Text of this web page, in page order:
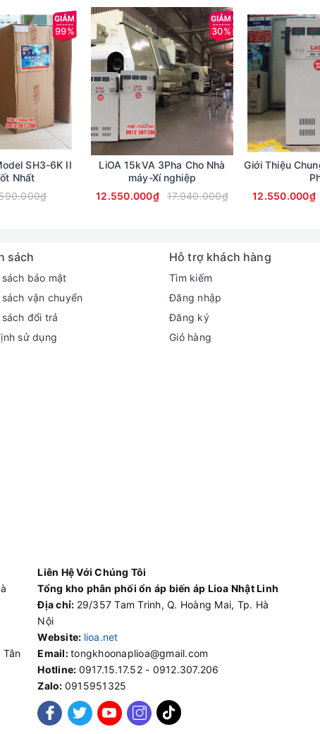
99%
SH3-6K II
Nhất
30%
LiOA 15kVA 3Pha Cho Nhà
máy-Xí nghiệp
12.550.000₫
17.940.000₫
Giới Thiệu
12.550.000₫
sách
sách bảo mật
sách vận chuyển
sách đổi trả
sử dụng
Hỗ trợ khách hàng
Tìm kiếm
Đăng nhập
Đăng ký
Giỏ hàng
Tân
Liên Hệ Với Chúng Tôi
Tổng kho phân phối ổn áp biến áp Lioa Nhật Linh
Địa chỉ: 29/357 Tam Trinh, Q. Hoàng Mai, Tp. Hà
Nội
Website: lioa.net
Email:tongkhoonaplioa@gmail.com
Hotline: 0917.15.17.52 - 0912.307.206
Zalo: 0915951325